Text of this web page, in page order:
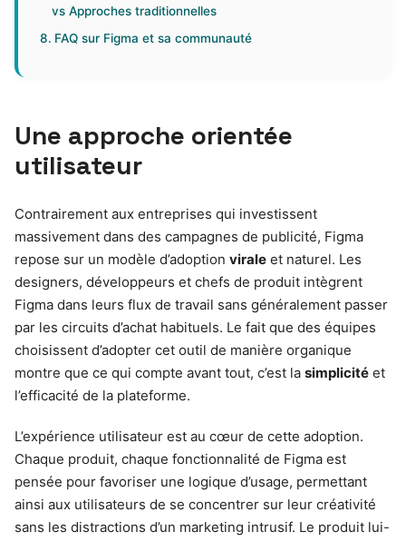
vs Approches traditionnelles
FAQ sur Figma et sa communauté
Une approche orientée
utilisateur
Contrairement aux entreprises qui investissent
massivement dans des campagnes de publicité, Figma
repose sur un modèle d’adoption virale et naturel. Les
designers, développeurs et chefs de produit intègrent
Figma dans leurs flux de travail sans généralement passer
par les circuits d’achat habituels. Le fait que des équipes
choisissent d’adopter cet outil de manière organique
montre que ce qui compte avant tout, c’est la simplicité et
l’efficacité de la plateforme.
L’expérience utilisateur est au cœur de cette adoption.
Chaque produit, chaque fonctionnalité de Figma est
pensée pour favoriser une logique d’usage, permettant
ainsi aux utilisateurs de se concentrer sur leur créativité
sans les distractions d’un marketing intrusif. Le produit lui-